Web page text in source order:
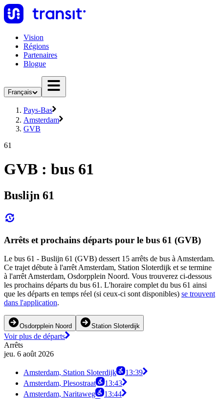
Vision
Régions
Partenaires
Blogue
Français
Pays-Bas
Amsterdam
GVB
61
GVB : bus 61
Buslijn 61
Arrêts et prochains départs pour le bus 61 (GVB)
Le bus 61 - Buslijn 61 (GVB) dessert 15 arrêts de bus à Amsterdam.
Ce trajet débute à l'arrêt Amsterdam, Station Sloterdijk et se termine
à l'arrêt Amsterdam, Osdorpplein Noord. Vous trouverez ci-dessous
les prochains départs du bus 61. L'horaire complet du bus 61 ainsi
que les départs en temps réel (si ceux-ci sont disponibles) se trouvent
dans l'application.
Osdorpplein Noord Station Sloterdijk
Voir plus de départs
Arrêts
jeu. 6 août 2026
Amsterdam, Station Sloterdijk
13:39
Amsterdam, Plesostraat
13:43
Amsterdam, Naritaweg
13:44